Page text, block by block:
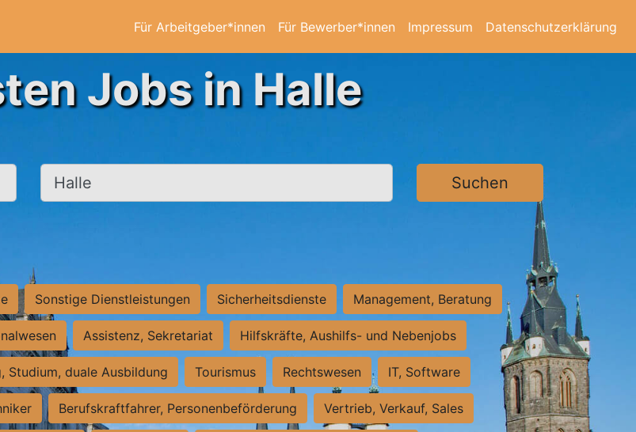
Für Arbeitgeber*innen Für Bewerber*innen Impressum Datenschutzerklärung
Jobs in Halle
Ort, Stadt Suchen
Sonstige Dienstleistungen Sicherheitsdienste Management, Beratung
Assistenz, Sekretariat Hilfskräfte, Aushilfs- und Nebenjobs
Studium, duale Ausbildung Tourismus Rechtswesen IT, Software
Berufskraftfahrer, Personenbeförderung Vertrieb, Verkauf, Sales